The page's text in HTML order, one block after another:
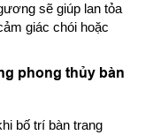
sẽ giúp lan tỏa
giác chói hoặc
phong thủy bàn
bố trí bàn trang